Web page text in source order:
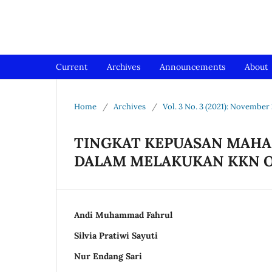
Current Archives Announcements About
Home / Archives / Vol. 3 No. 3 (2021): November
TINGKAT KEPUASAN
DALAM MELAKUKAN KKN
Andi Muhammad Fahrul
Silvia Pratiwi Sayuti
Nur Endang Sari